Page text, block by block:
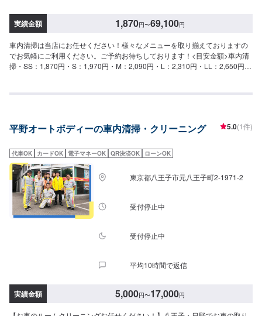
実績金額 1,870円〜69,100円
車内清掃は当店にお任せください！様々なメニューを取り揃えておりますの
でお気軽にご利用ください。ご予約お待ちしております！<目安金額>車内清
掃・SS：1,870円・S：1,970円・M：2,090円・L：2,310円・LL：2,650円・
ング・1席：6,060円・2席：11,800円・3席：23,100円・6席：34,700円当店
用ください！アプリDLでBOXティッシュ１箱プレゼント中です！是非アプリ
に当店をご利用ください！
平野オートボディーの車内清掃・クリーニング 5.0(1件)
代車OK カードOK 電子マネーOK QR決済OK ローンOK
東京都八王子市元八王子町2-1971-2
受付停止中
受付停止中
平均10時間で返信
実績金額 5,000円〜17,000円